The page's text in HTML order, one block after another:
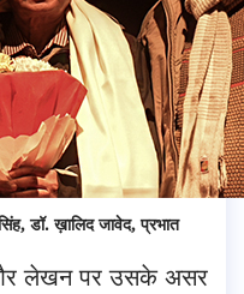
डॉ. ख़ालिद जावेद, प्रभात
और लेखन पर उसके असर